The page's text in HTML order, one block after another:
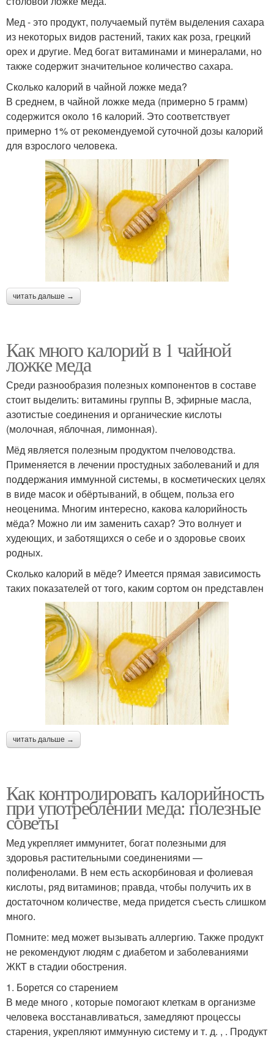
Мед - это продукт, получаемый путём выделения сахара
из некоторых видов растений, таких как роза, грецкий
орех и другие. Мед богат витаминами и минералами, но
также содержит значительное количество сахара.
Сколько калорий в чайной ложке меда?
В среднем, в чайной ложке меда (примерно 5 грамм)
содержится около 16 калорий. Это соответствует
примерно 1% от рекомендуемой суточной дозы калорий
для взрослого человека.
читать дальше →
Как много калорий в 1 чайной
ложке меда
Среди разнообразия полезных компонентов в составе
стоит выделить: витамины группы В, эфирные масла,
азотистые соединения и органические кислоты
(молочная, яблочная, лимонная).
Мёд является полезным продуктом пчеловодства.
Применяется в лечении простудных заболеваний и для
поддержания иммунной системы, в косметических целях
в виде масок и обёртываний, в общем, польза его
неоценима. Многим интересно, какова калорийность
мёда? Можно ли им заменить сахар? Это волнует и
худеющих, и заботящихся о себе и о здоровье своих
родных.
Сколько калорий в мёде? Имеется прямая зависимость
таких показателей от того, каким сортом он представлен
читать дальше →
Как контролировать калорийность
при употреблении меда: полезные
советы
Мед укрепляет иммунитет, богат полезными для
здоровья растительными соединениями —
полифенолами. В нем есть аскорбиновая и фолиевая
кислоты, ряд витаминов; правда, чтобы получить их в
достаточном количестве, меда придется съесть слишком
много.
Помните: мед может вызывать аллергию. Также продукт
не рекомендуют людям с диабетом и заболеваниями
ЖКТ в стадии обострения.
1. Борется со старением
В меде много , которые помогают клеткам в организме
человека восстанавливаться, замедляют процессы
старения, укрепляют иммунную систему и т. д. , . Продукт